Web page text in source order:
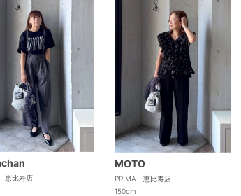
恵比寿店
MOTO
PRIMA 恵比寿店
150cm